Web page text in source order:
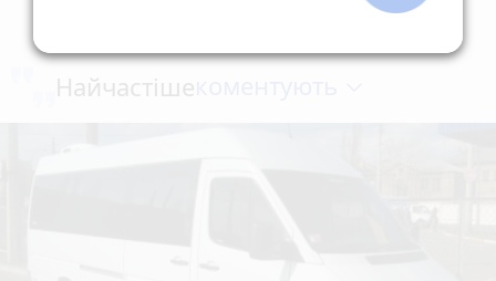
Найчастіше